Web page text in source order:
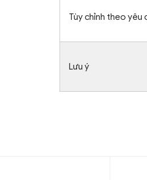
Tùy chỉnh theo yêu
Lưu ý